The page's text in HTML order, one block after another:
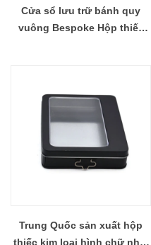
Cửa sổ lưu trữ bánh quy
vuông Bespoke Hộp thiếc
Trung Quốc sản xuất hộp
thiếc kim loại hình chữ nhật